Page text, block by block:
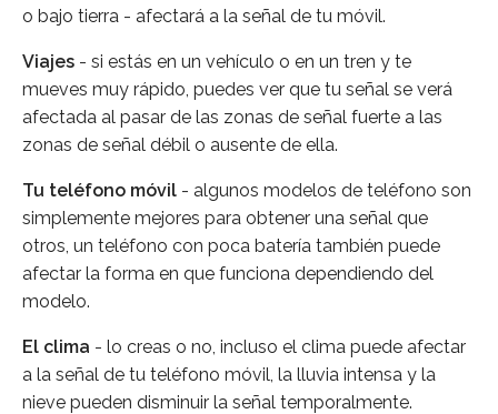
o bajo tierra - afectará a la señal de tu móvil.
Viajes - si estás en un vehículo o en un tren y te
mueves muy rápido, puedes ver que tu señal se verá
afectada al pasar de las zonas de señal fuerte a las
zonas de señal débil o ausente de ella.
Tu teléfono móvil - algunos modelos de teléfono son
simplemente mejores para obtener una señal que
otros, un teléfono con poca batería también puede
afectar la forma en que funciona dependiendo del
modelo.
El clima - lo creas o no, incluso el clima puede afectar
a la señal de tu teléfono móvil, la lluvia intensa y la
nieve pueden disminuir la señal temporalmente.